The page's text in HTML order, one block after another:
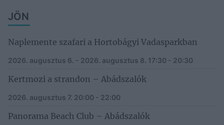
JÖN
Naplemente szafari a Hortobágyi Vadasparkban
2026. augusztus 6. - 2026. augusztus 8. 17:30 - 20:30
Kertmozi a strandon – Abádszalók
2026. augusztus 7. 20:00 - 22:00
Panorama Beach Club – Abádszalók